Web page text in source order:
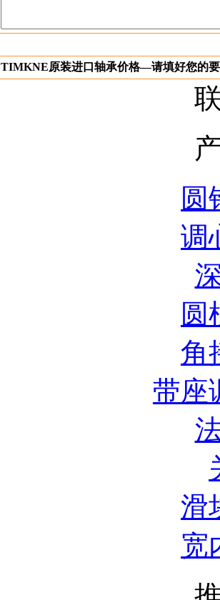
TIMKNE原装进口轴承价格—请填好您的
圆
调
圆
角
带座
滑
宽